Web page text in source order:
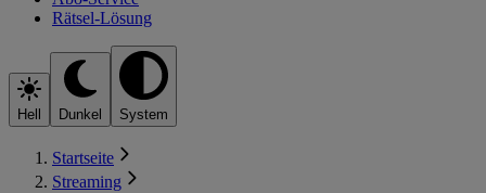
Rätsel-Lösung
Hell Dunkel System
Startseite
Streaming